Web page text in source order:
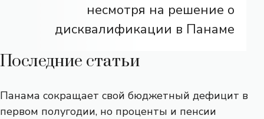
несмотря на решение о
дисквалификации в Панаме
Последние статьи
Панама сокращает свой бюджетный дефицит в
первом полугодии, но проценты и пенсии